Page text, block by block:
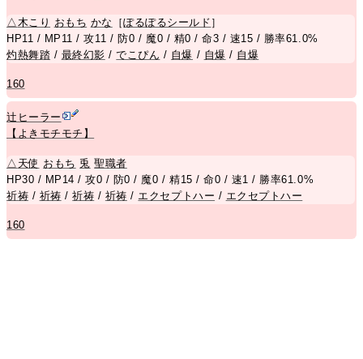
△ 木こり おもち かな ［ぽるぽるシールド ］
HP11 / MP11 / 攻11 / 防0 / 魔0 / 精0 / 命3 / 速15 / 勝率61.0%
灼熱舞踏 / 最終幻影 /でこぴん / 自爆 / 自爆 / 自爆
160
辻ヒーラー
【よきモチモチ】
△ 天使 おもち 兎 聖職者
HP30 / MP14 / 攻0 / 防0 / 魔0 / 精15 / 命0 / 速1 / 勝率61.0%
祈祷 / 祈祷 /祈祷 / 祈祷 / エクセプトハー / エクセプトハー
160